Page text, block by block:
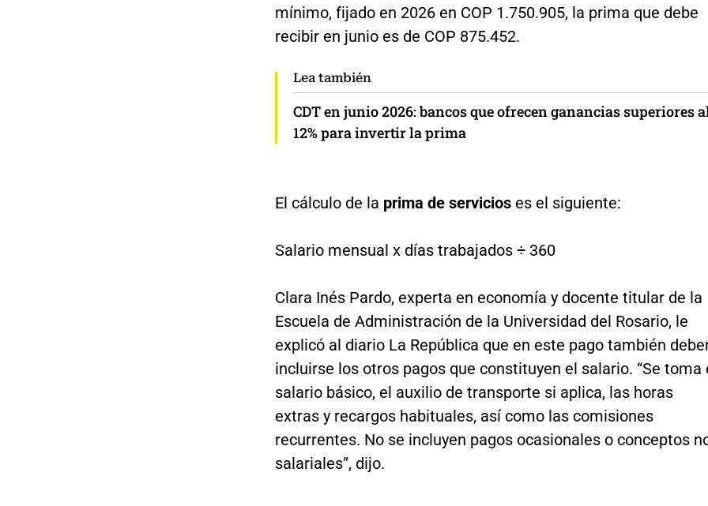
mínimo, fijado en 2026 en COP 1.750.905, la prima que debe
recibir en junio es de COP 875.452.
Lea también
CDT en junio 2026: bancos que ofrecen ganancias superiores
12% para invertir la prima
El cálculo de la prima de servicioses el siguiente:
Salario mensual x días trabajados ÷ 360
Clara Inés Pardo, experta en economía y docente titular de la
Escuela de Administración de la Universidad del Rosario, le
explicó al diario La República que en este pago también
incluirse los otros pagos que constituyen el salario. “Se toma
salario básico, el auxilio de transporte si aplica, las horas
extras y recargos habituales, así como las comisiones
recurrentes. No se incluyen pagos ocasionales o conceptos
salariales”, dijo.